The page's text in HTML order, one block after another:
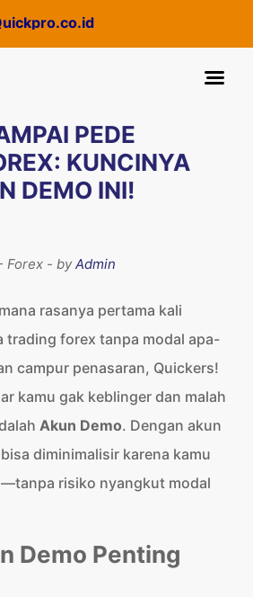
PEDE
KUNCINYA
DEMO INI!
Forex - byAdmin
rasanya pertama kali
trading forex tanpa modal apa-
campur penasaran, Quickers!
kamu gak keblinger dan malah
Akun Demo. Dengan akun
diminimalisir karena kamu
risiko nyangkut modal
Demo Penting